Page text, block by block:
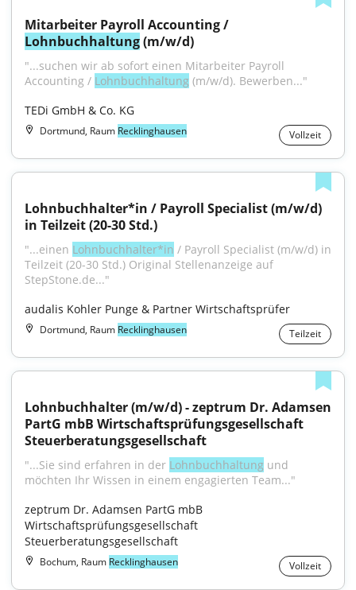
Lohnbuchhaltung (m/w/d)
"...suchen wir ab sofort einen Mitarbeiter Payroll
Accounting / Lohnbuchhaltung (m/w/d). Bewerben..."
TEDi GmbH & Co. KG
Dortmund, Raum Recklinghausen Vollzeit
Lohnbuchhalter*in / Payroll Specialist (m/w/d)
in Teilzeit (20-30 Std.)
"...einen Lohnbuchhalter*in / Payroll Specialist (m/w/d) in
Teilzeit (20-30 Std.) Original Stellenanzeige auf
StepStone.de..."
audalis Kohler Punge & Partner Wirtschaftsprüfer
Dortmund, Raum Recklinghausen Teilzeit
Lohnbuchhalter (m/w/d) - zeptrum Dr. Adamsen
PartG mbB Wirtschaftsprüfungsgesellschaft
Steuerberatungsgesellschaft
"...Sie sind erfahren in der Lohnbuchhaltung und
möchten Ihr Wissen in einem engagierten Team..."
zeptrum Dr. Adamsen PartG mbB
Wirtschaftsprüfungsgesellschaft
Steuerberatungsgesellschaft
Bochum, Raum Recklinghausen Vollzeit